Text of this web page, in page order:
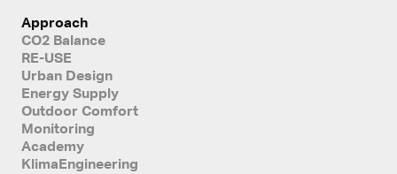
Approach
CO2 Balance
RE-USE
Urban Design
Energy Supply
Outdoor Comfort
Monitoring
Academy
KlimaEngineering